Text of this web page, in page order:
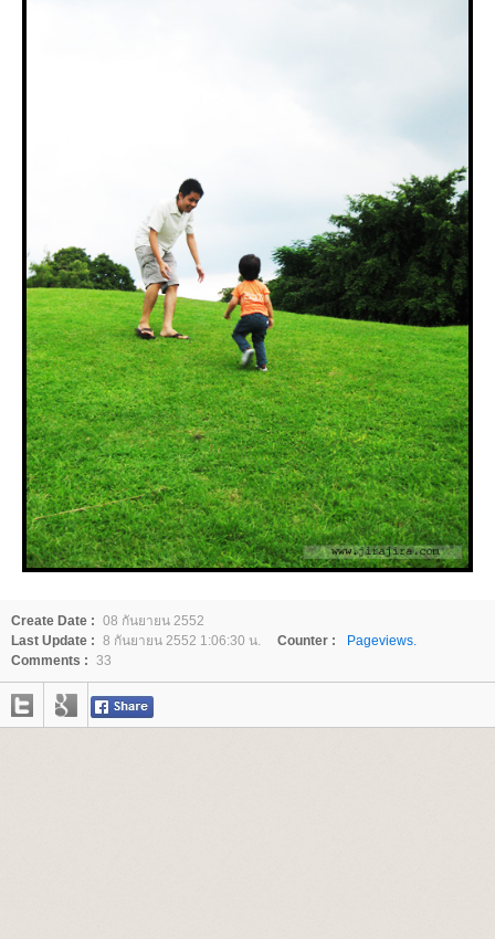
Create Date : 08 กันยายน 2552
Last Update : 8 กันยายน 2552 1:06:30 น. Counter :
Pageviews.
Comments : 33